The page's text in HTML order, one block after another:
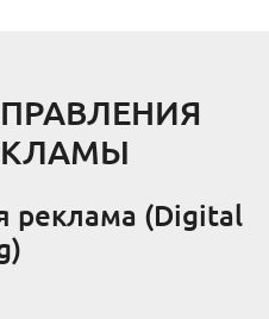
реклама (Digital